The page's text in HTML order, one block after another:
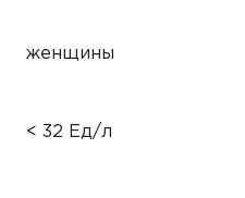
женщины
< 32 Ед/л